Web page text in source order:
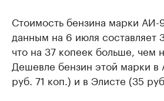
Стоимость бензина марки АИ-
данным на 6 июля составляет
что на 37 копеек больше, чем
Дешевле бензин этой марки в
руб. 71 коп.) и в Элисте (35